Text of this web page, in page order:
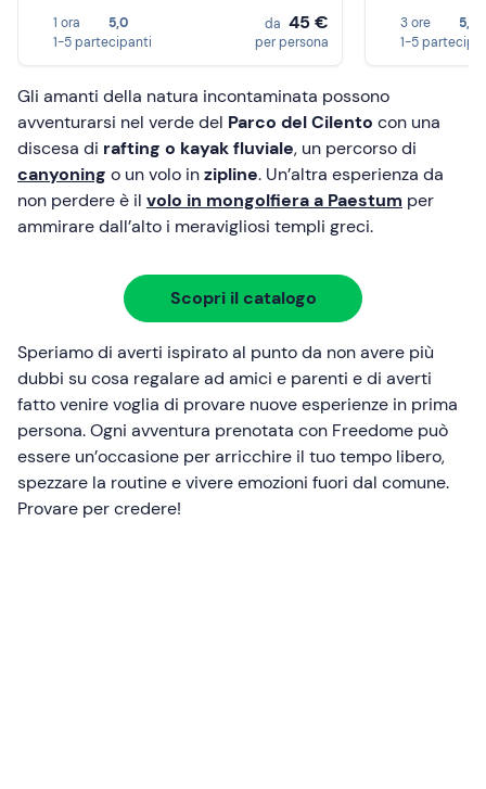
1 ora
5,0
1-5 partecipanti
da 45 €
per persona
3 ore
5,0
1-5
Gli amanti della natura incontaminata possono
avventurarsi nel verde del Parco del Cilento con una
discesa di rafting o kayak fluviale, un percorso di
canyoning o un volo inzipline. Un’altra esperienza da
non perdere è il volo in mongolfiera a Paestum per
ammirare dall’alto i meravigliosi templi greci.
Scopri il catalogo
Speriamo di averti ispirato al punto da non avere più
dubbi su cosa regalare ad amici e parenti e di averti
fatto venire voglia di provare nuove esperienze in prima
persona. Ogni avventura prenotata con Freedome può
essere un’occasione per arricchire il tuo tempo libero,
spezzare la routine e vivere emozioni fuori dal comune.
Provare per credere!